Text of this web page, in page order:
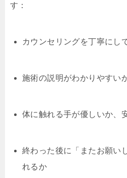
す：
カウンセリングを丁寧にし
施術の説明がわかりやすい
体に触れる手が優しいか、
終わった後に「またお願い
れるか